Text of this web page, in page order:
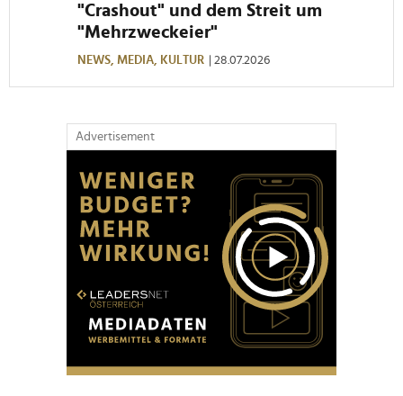
"Crashout" und dem Streit um
"Mehrzweckeier"
NEWS, MEDIA, KULTUR | 28.07.2026
Advertisement